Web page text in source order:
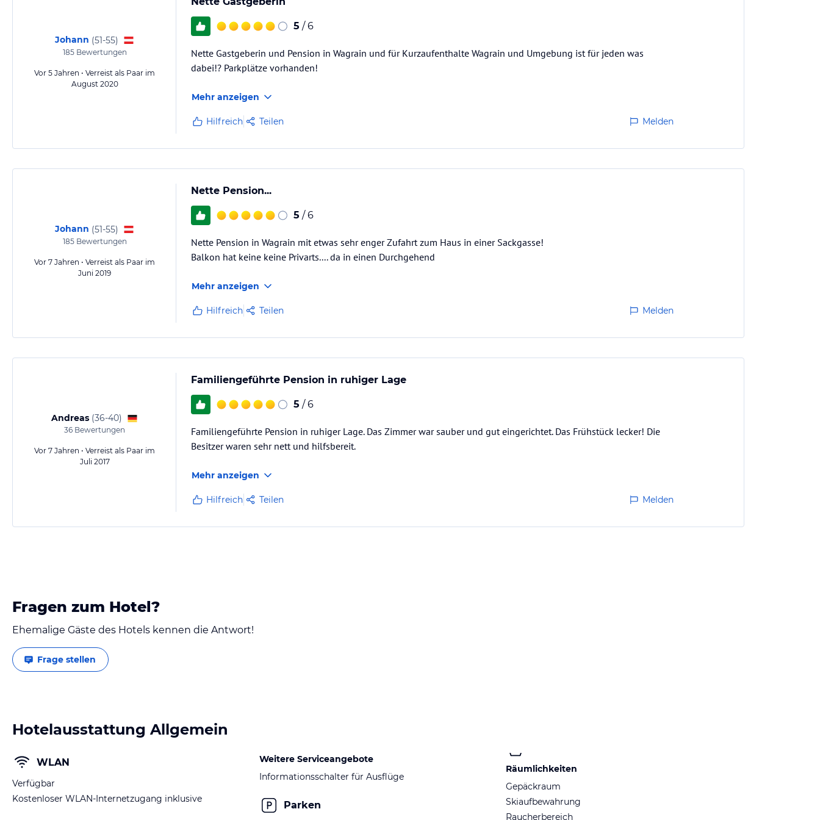
Johann (51-55)
185Bewertungen
Vor 5 Jahren • Verreist als Paar im
August 2020
5 / 6
Nette Gastgeberin und Pension in Wagrain und für Kurzaufenthalte Wagrain und Umgebung ist für jeden was
dabei!? Parkplätze vorhanden!
Mehr anzeigen
Hilfreich Teilen Melden
Johann (51-55)
185Bewertungen
Vor 7 Jahren • Verreist als Paar im
Juni 2019
Nette Pension...
5 / 6
Nette Pension in Wagrain mit etwas sehr enger Zufahrt zum Haus in einer Sackgasse!
Balkon hat keine keine Privarts.... da in einen Durchgehend
Mehr anzeigen
Hilfreich Teilen Melden
Andreas (36-40)
36 Bewertungen
Vor 7 Jahren • Verreist als Paar im
Juli 2017
Familiengeführte Pension in ruhiger Lage
5 / 6
Familiengeführte Pension in ruhiger Lage. Das Zimmer war sauber und gut eingerichtet. Das Frühstück lecker! Die
Besitzer waren sehr nett und hilfsbereit.
Mehr anzeigen
Hilfreich Teilen Melden
Fragen zum Hotel?
Ehemalige Gäste des Hotels kennen die Antwort!
Frage stellen
Hotelausstattung Allgemein
WLAN
Verfügbar
Kostenloser WLAN-Internetzugang inklusive
Weitere Serviceangebote
Informationsschalter für Ausflüge
Parken
Räumlichkeiten
Gepäckraum
Skiaufbewahrung
Raucherbereich